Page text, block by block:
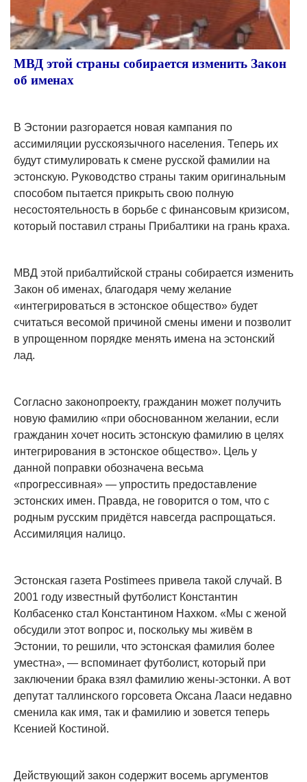
МВД этой страны собирается изменить Закон
об именах
В Эстонии разгорается новая кампания по
ассимиляции русскоязычного населения. Теперь их
будут стимулировать к смене русской фамилии на
эстонскую. Руководство страны таким оригинальным
способом пытается прикрыть свою полную
несостоятельность в борьбе с финансовым кризисом,
который поставил страны Прибалтики на грань краха.
МВД этой прибалтийской страны собирается изменить
Закон об именах, благодаря чему желание
«интегрироваться в эстонское общество» будет
считаться весомой причиной смены имени и позволит
в упрощенном порядке менять имена на эстонский
лад.
Согласно законопроекту, гражданин может получить
новую фамилию «при обоснованном желании, если
гражданин хочет носить эстонскую фамилию в целях
интегрирования в эстонское общество». Цель у
данной поправки обозначена весьма
«прогрессивная» — упростить предоставление
эстонских имен. Правда, не говорится о том, что с
родным русским придётся навсегда распрощаться.
Ассимиляция налицо.
Эстонская газета Postimees привела такой случай. В
2001 году известный футболист Константин
Колбасенко стал Константином Нахком. «Мы с женой
обсудили этот вопрос и, поскольку мы живём в
Эстонии, то решили, что эстонская фамилия более
уместна», — вспоминает футболист, который при
заключении брака взял фамилию жены-эстонки. А вот
депутат таллинского горсовета Оксана Лааси недавно
сменила как имя, так и фамилию и зовется теперь
Ксенией Костиной.
Действующий закон содержит восемь аргументов